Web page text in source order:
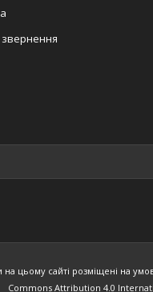
на цьому сайті розміщені на
Commons Attribution 4.0